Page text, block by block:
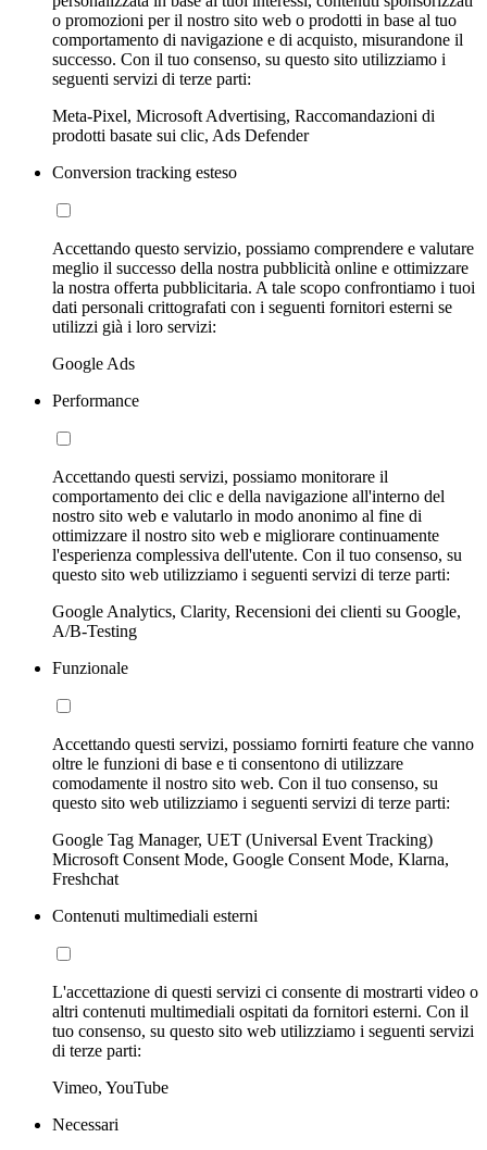
o promozioni per il nostro sito web o prodotti in base al tuo
comportamento di navigazione e di acquisto, misurandone il
successo. Con il tuo consenso, su questo sito utilizziamo i
seguenti servizi di terze parti:
Meta-Pixel, Microsoft Advertising, Raccomandazioni di
prodotti basate sui clic, Ads Defender
Conversion tracking esteso
Accettando questo servizio, possiamo comprendere e valutare
meglio il successo della nostra pubblicità online e ottimizzare
la nostra offerta pubblicitaria. A tale scopo confrontiamo i tuoi
dati personali crittografati con i seguenti fornitori esterni se
utilizzi già i loro servizi:
Google Ads
Performance
Accettando questi servizi, possiamo monitorare il
comportamento dei clic e della navigazione all'interno del
nostro sito web e valutarlo in modo anonimo al fine di
ottimizzare il nostro sito web e migliorare continuamente
l'esperienza complessiva dell'utente. Con il tuo consenso, su
questo sito web utilizziamo i seguenti servizi di terze parti:
Google Analytics, Clarity, Recensioni dei clienti su Google,
A/B-Testing
Funzionale
Accettando questi servizi, possiamo fornirti feature che vanno
oltre le funzioni di base e ti consentono di utilizzare
comodamente il nostro sito web. Con il tuo consenso, su
questo sito web utilizziamo i seguenti servizi di terze parti:
Google Tag Manager, UET (Universal Event Tracking)
Microsoft Consent Mode, Google Consent Mode, Klarna,
Freshchat
Contenuti multimediali esterni
L'accettazione di questi servizi ci consente di mostrarti video o
altri contenuti multimediali ospitati da fornitori esterni. Con il
tuo consenso, su questo sito web utilizziamo i seguenti servizi
di terze parti:
Vimeo, YouTube
Necessari